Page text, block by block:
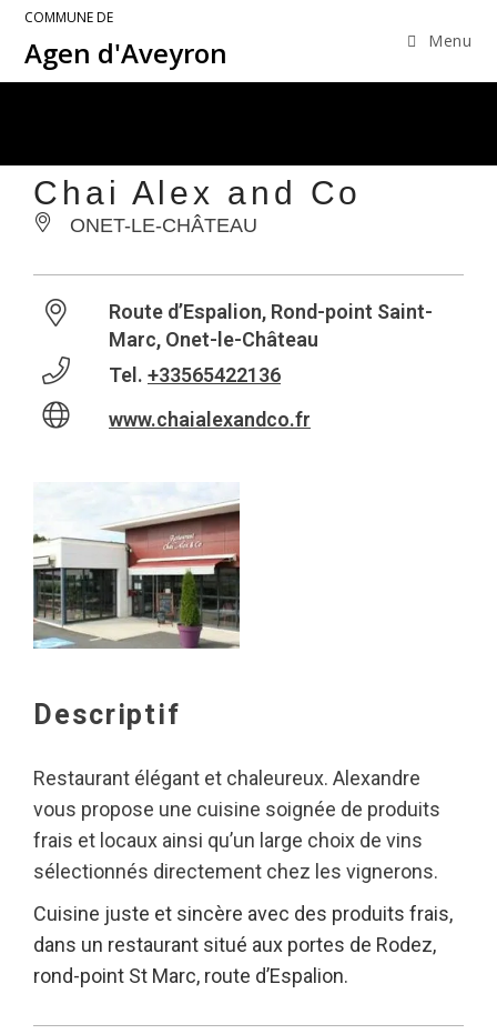
COMMUNE DE
Agen d'Aveyron Menu
Chai Alex and Co
ONET-LE-CHÂTEAU
Route d’Espalion, Rond-point Saint-
Marc, Onet-le-Château
Tel. +33565422136
www.chaialexandco.fr
Descriptif
Restaurant élégant et chaleureux. Alexandre
vous propose une cuisine soignée de produits
frais et locaux ainsi qu’un large choix de vins
sélectionnés directement chez les vignerons.
Cuisine juste et sincère avec des produits frais,
dans un restaurant situé aux portes de Rodez,
rond-point St Marc, route d’Espalion.